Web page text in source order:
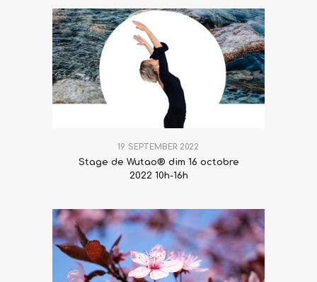
19 SEPTEMBER 2022
Stage de Wutao® dim 16 octobre
2022 10h-16h